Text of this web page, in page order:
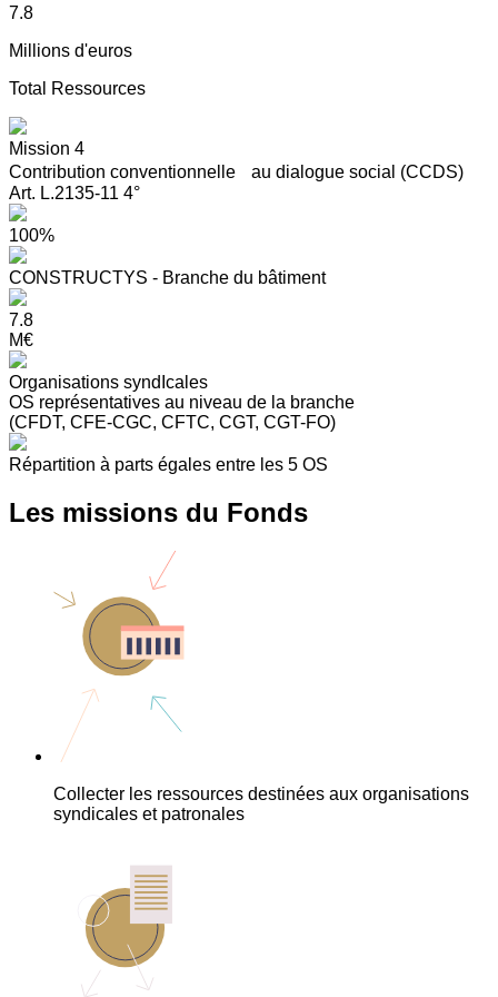
7.8
Millions d'euros
Total Ressources
Mission 4
Contribution conventionnelle au dialogue social (CCDS)
Art. L.2135-11 4°
100%
CONSTRUCTYS - Branche du bâtiment
7.8
M€
Organisations syndIcales
OS représentatives au niveau de la branche
(CFDT, CFE-CGC, CFTC, CGT, CGT-FO)
Répartition à parts égales entre les 5 OS
Les missions du Fonds
Collecter les ressources destinées aux organisations
syndicales et patronales